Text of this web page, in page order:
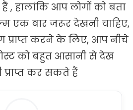
हालांकि आप लोगों को बता
एक बार जरूर देखनी चाहिए,
प्राप्त करने के लिए, आप नीचे
को बहुत आसानी से देख
कर सकते हैं